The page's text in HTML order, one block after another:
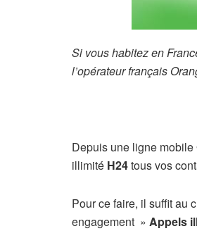
Si vous habitez en
l’opérateur français
Depuis une ligne
illimité H24tous vos
Pour ce faire, il suffit au
engagement » Appels